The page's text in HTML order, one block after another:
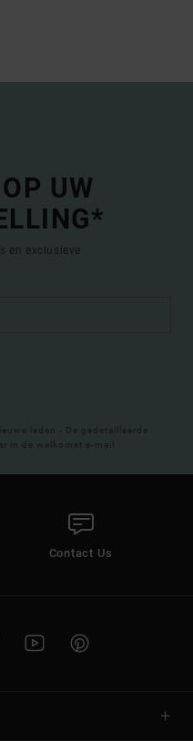
UW
en exclusieve
leden - De gedetailleerde
in de welkomst e-mail
Contact Us